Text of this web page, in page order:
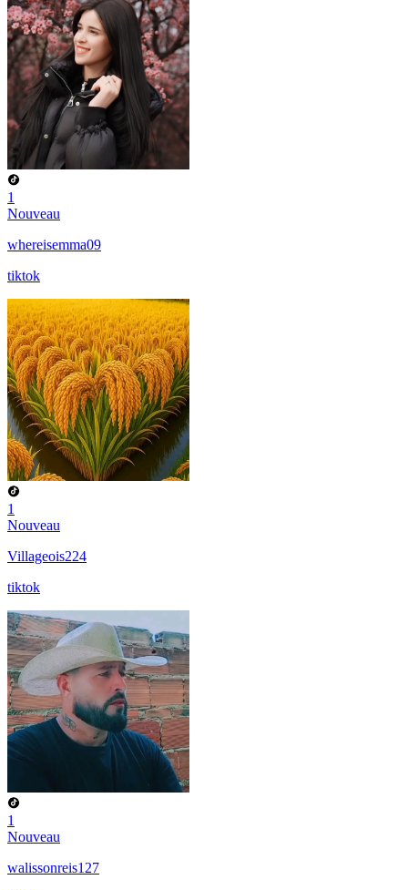
1
Nouveau
whereisemma09
tiktok
1
Nouveau
Villageois224
tiktok
1
Nouveau
walissonreis127